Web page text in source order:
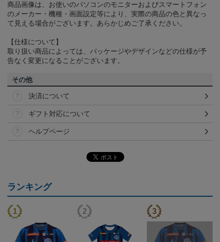
商品画像は、お使いのパソコンのモニターおよびスマートフォン
のメーカー・機種・画面設定等により、実際の商品の色と異なっ
て見える場合がございます。あらかじめご了承ください。
【仕様について】
取り扱い商品によっては、パッケージやデザインなどの仕様が予
告なく変更になることがございます。
その他
決済について
ギフト対応について
ヘルプページ
ランキング